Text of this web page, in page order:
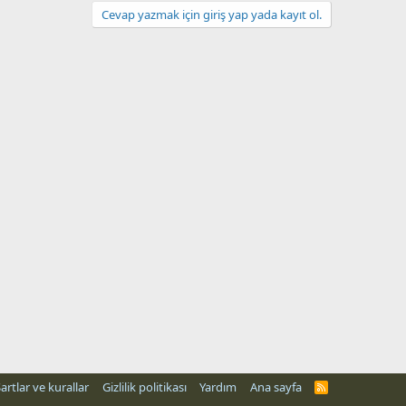
Cevap yazmak için giriş yap yada kayıt ol.
ve kurallar Gizlilik politikası Yardım Ana sayfa
R